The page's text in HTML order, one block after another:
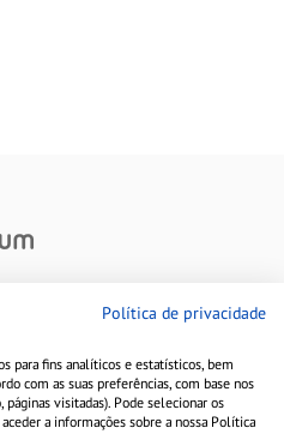
Política de privacidade
para fins analíticos e estatísticos, bem
com as suas preferências, com base nos
visitadas). Pode selecionar os
a informações sobre a nossa Política